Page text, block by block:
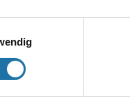
Name*